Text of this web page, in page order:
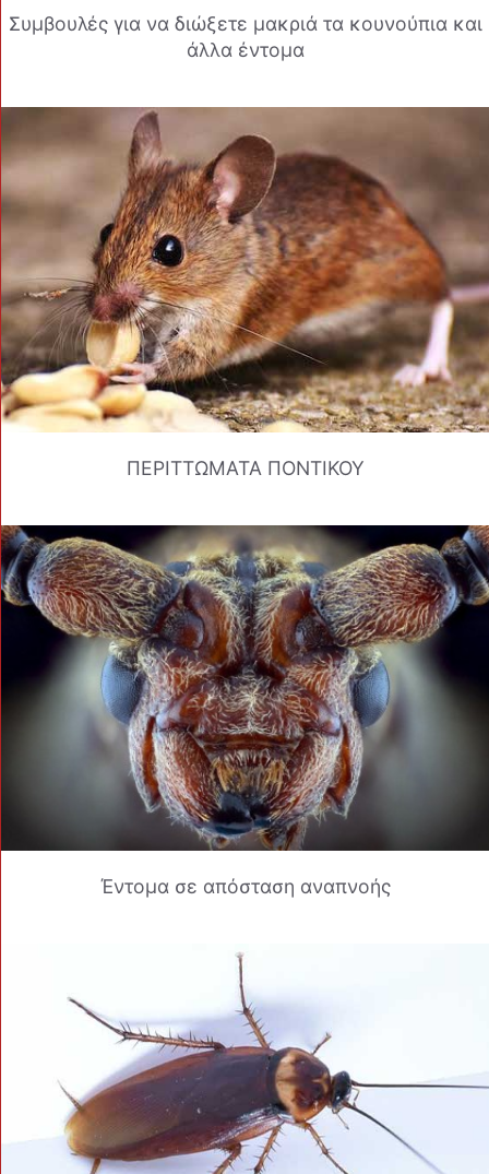
Συμβουλές για να διώξετε μακριά τα κουνούπια και
άλλα έντομα
ΠΕΡΙΤΤΩΜΑΤΑ ΠΟΝΤΙΚΟΥ
Έντομα σε απόσταση αναπνοής